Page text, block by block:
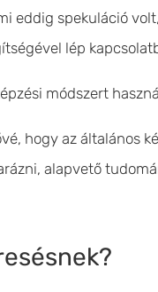
eddig spekuláció
lép
módszert
hogy az általános
alapvető